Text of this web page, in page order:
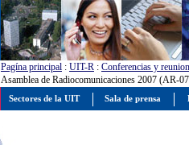
Pagína principal : UIT-R : Conferencias y
Asamblea de Radiocomunicaciones 2007 (AR-
Sectores de la UIT Sala de prensa